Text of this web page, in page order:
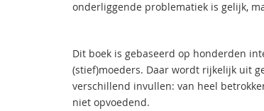
onderliggende problematiek is gelijk,
Dit boek is gebaseerd op honderden
(stief)moeders. Daar wordt rijkelijk uit
verschillend invullen: van heel
niet opvoedend.